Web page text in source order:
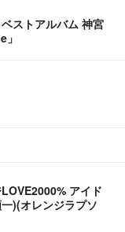
ストアルバム 神宮
アイド
)(オレンジラプソ